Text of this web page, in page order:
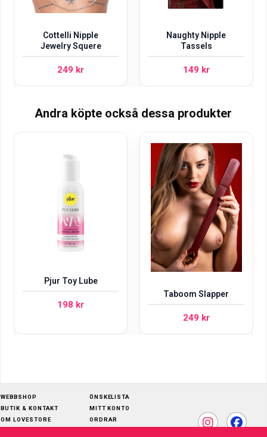
Cottelli Nipple
Jewelry Squere
249 kr
Naughty Nipple
Tassels
149 kr
Andra köpte också dessa produkter
Pjur Toy Lube
198 kr
Taboom Slapper
249 kr
WEBBSHOP
BUTIK & KONTAKT
OM LOVESTORE
ÖNSKELISTA
MITT KONTO
ORDRAR